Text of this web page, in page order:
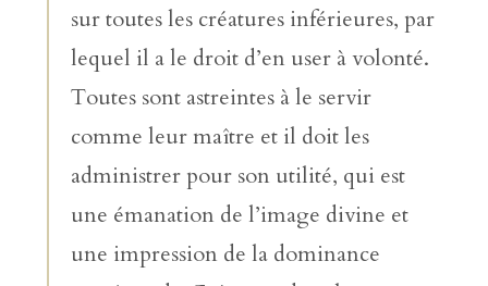
sur toutes les créatures inférieures, par
lequel il a le droit d’en user à volonté.
Toutes sont astreintes à le servir
comme leur maître et il doit les
administrer pour son utilité, qui est
une émanation de l’image divine et
une impression de la dominance